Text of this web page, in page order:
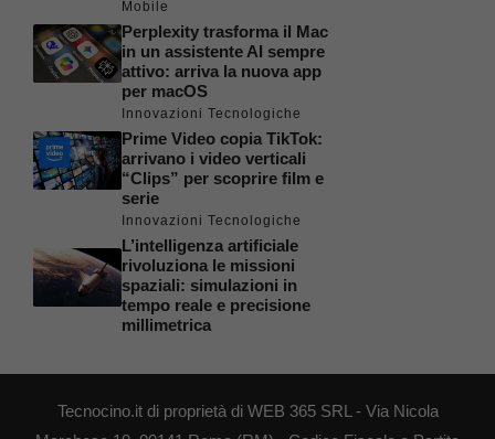
Mobile
Perplexity trasforma il Mac
in un assistente AI sempre
attivo: arriva la nuova app
per macOS
Innovazioni Tecnologiche
Prime Video copia TikTok:
arrivano i video verticali
“Clips” per scoprire film e
serie
Innovazioni Tecnologiche
L’intelligenza artificiale
rivoluziona le missioni
spaziali: simulazioni in
tempo reale e precisione
millimetrica
Tecnocino.it di proprietà di WEB 365 SRL - Via Nicola